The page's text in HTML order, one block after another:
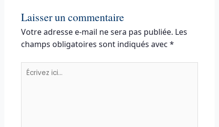
Laisser un commentaire
Votre adresse e-mail ne sera pas publiée. Les
champs obligatoires sont indiqués avec *
Écrivez